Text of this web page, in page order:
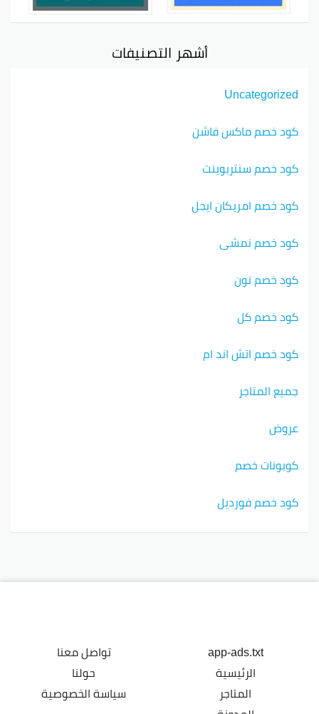
أشهر التصنيفات
Uncategorized
كود خصم ماكس فاشن
كود خصم سنتربوينت
كود خصم امريكان ايجل
كود خصم نمشي
كود خصم نون
كود خصم كل
كود خصم اتش اند ام
جميع المتاجر
عروض
كوبونات خصم
كود خصم فورديل
app-ads.txt
الرئيسية
المتاجر
تواصل معنا
حولنا
سياسة الخصوصية